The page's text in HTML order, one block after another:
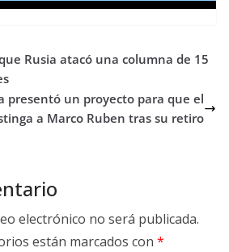
Rusia atacó una columna de 15
presentó un proyecto para que el
a Marco Ruben tras su retiro
electrónico no será publicada.
están marcados con *